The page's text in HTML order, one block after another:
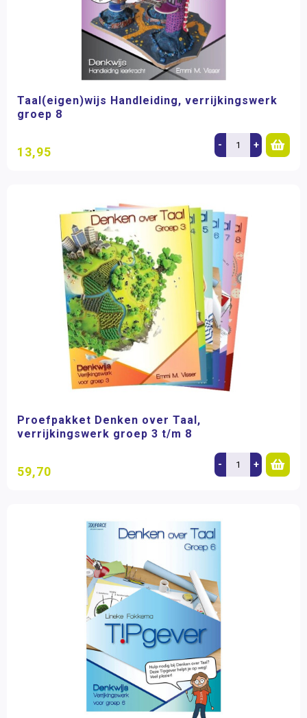
Taal(eigen)wijs Handleiding, verrijkingswerk
groep 8
13,95 - +
Proefpakket Denken over Taal,
verrijkingswerk groep 3 t/m 8
59,70 - +